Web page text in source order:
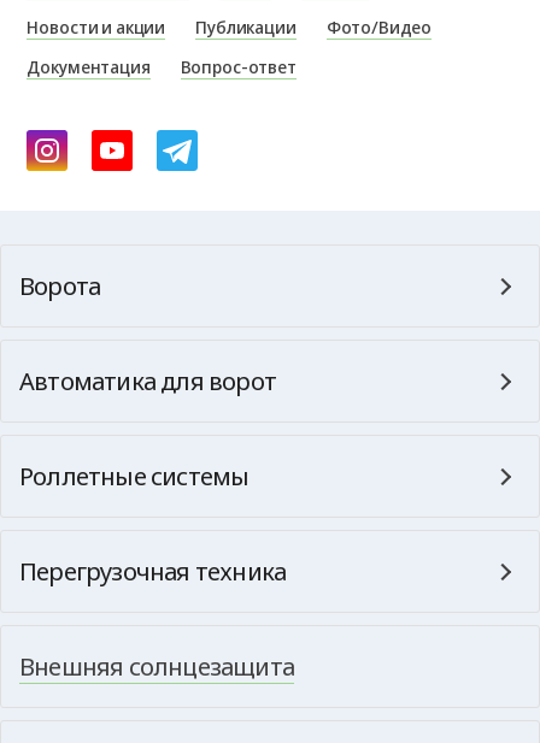
Новости и акции
Публикации
Фото/Видео
Документация
Вопрос-ответ
Ворота
Автоматика для ворот
Роллетные системы
Перегрузочная техника
Внешняя солнцезащита